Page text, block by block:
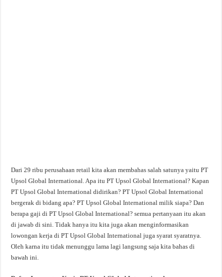
Dari 29 ribu perusahaan retail kita akan membahas salah satunya yaitu PT
Upsol Global International. Apa itu PT Upsol Global International? Kapan
PT Upsol Global International didirikan? PT Upsol Global International
bergerak di bidang apa? PT Upsol Global International milik siapa? Dan
berapa gaji di PT Upsol Global International? semua pertanyaan itu akan
di jawab di sini. Tidak hanya itu kita juga akan menginformasikan
lowongan kerja di PT Upsol Global International juga syarat syaratnya.
Oleh karna itu tidak menunggu lama lagi langsung saja kita bahas di
bawah ini.